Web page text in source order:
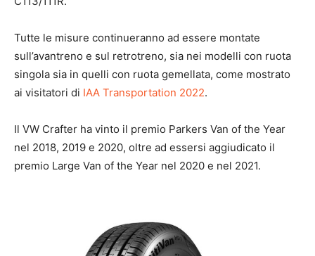
Tutte le misure continueranno ad essere montate
sull’avantreno e sul retrotreno, sia nei modelli con ruota
singola sia in quelli con ruota gemellata, come mostrato
ai visitatori di IAA Transportation 2022.
Il VW Crafter ha vinto il premio Parkers Van of the Year
nel 2018, 2019 e 2020, oltre ad essersi aggiudicato il
premio Large Van of the Year nel 2020 e nel 2021.